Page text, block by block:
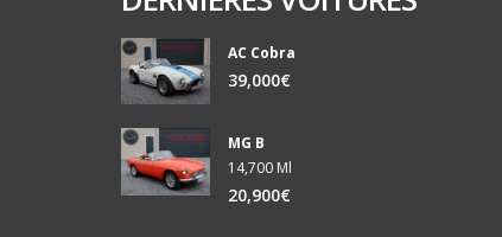
AC Cobra
39,000€
MG B
14,700 Ml
20,900€